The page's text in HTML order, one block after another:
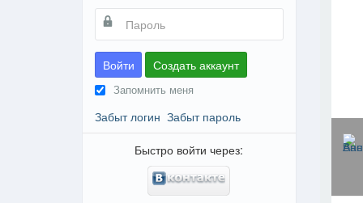
Войти Создать аккаунт
Запомнить меня
Забыт логин Забыт пароль
Быстро войти через: